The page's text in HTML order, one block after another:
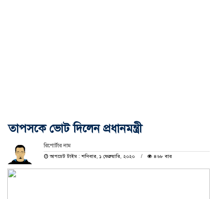
তাপসকে ভোট দিলেন প্রধানমন্ত্রী
রিপোর্টার নাম
আপডেট টাইম : শনিবার, ১ ফেব্রুয়ারি, ২০২০
৪৬৮ বার